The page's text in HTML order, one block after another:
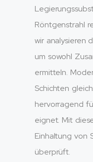
Röntgenstrahl
wir analysieren
um sowohl
ermitteln.
Schichten
hervorragend
eignet. Mit
Einhaltung von
überprüft.